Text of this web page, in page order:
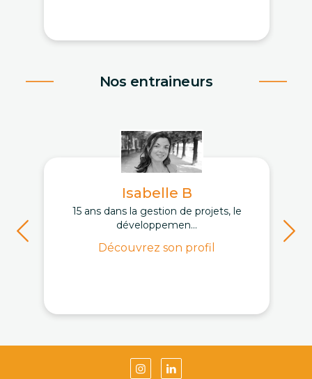
Nos entraineurs
Isabelle B
15 ans dans la gestion de projets, le
développemen...
Découvrez son profil